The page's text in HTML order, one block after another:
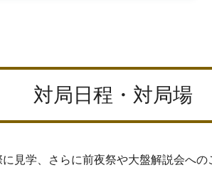
対局日程・対局場
見学、さらに前夜祭や大盤解説会へ